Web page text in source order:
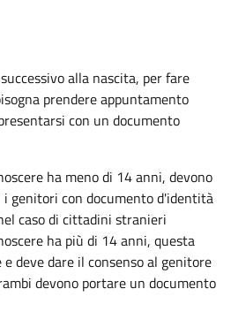
alla nascita, per fare
prendere appuntamento
con un documento
ha meno di 14 anni, devono
genitori con documento d'identità
caso di cittadini stranieri
ha più di 14 anni, questa
deve dare il consenso al genitore
devono portare un documento